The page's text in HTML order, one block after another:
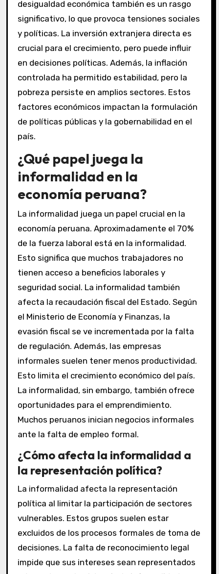
desigualdad económica también es un rasgo
significativo, lo que provoca tensiones sociales
y políticas. La inversión extranjera directa es
crucial para el crecimiento, pero puede influir
en decisiones políticas. Además, la inflación
controlada ha permitido estabilidad, pero la
pobreza persiste en amplios sectores. Estos
factores económicos impactan la formulación
de políticas públicas y la gobernabilidad en el
país.
¿Qué papel juega la
informalidad en la
economía peruana?
La informalidad juega un papel crucial en la
economía peruana. Aproximadamente el 70%
de la fuerza laboral está en la informalidad.
Esto significa que muchos trabajadores no
tienen acceso a beneficios laborales y
seguridad social. La informalidad también
afecta la recaudación fiscal del Estado. Según
el Ministerio de Economía y Finanzas, la
evasión fiscal se ve incrementada por la falta
de regulación. Además, las empresas
informales suelen tener menos productividad.
Esto limita el crecimiento económico del país.
La informalidad, sin embargo, también ofrece
oportunidades para el emprendimiento.
Muchos peruanos inician negocios informales
ante la falta de empleo formal.
¿Cómo afecta la informalidad a
la representación política?
La informalidad afecta la representación
política al limitar la participación de sectores
vulnerables. Estos grupos suelen estar
excluidos de los procesos formales de toma de
decisiones. La falta de reconocimiento legal
impide que sus intereses sean representados